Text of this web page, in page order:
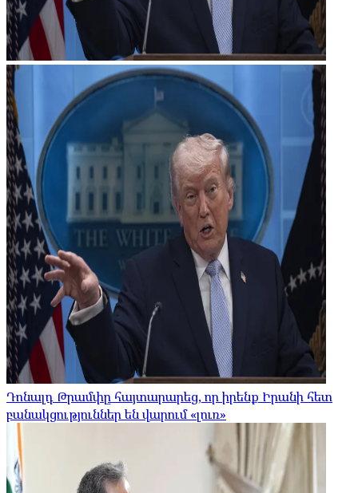
Դոնալդ Թրամփը հայտարարեց, որ իրենք Իրանի հետ
բանակցություններ են վարում «լուռ»